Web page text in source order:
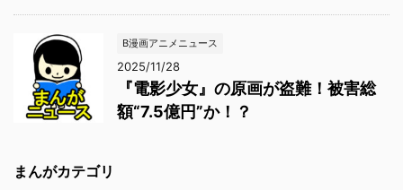
B漫画アニメニュース
2025/11/28
『電影少女』の原画が盗難！被害総
額“7.5億円”か！？
まんがカテゴリ